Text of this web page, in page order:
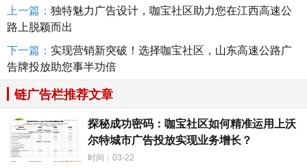
在当今信息爆炸的时代，如何引起消费者的关注，成为
了企业营销的重要课题。咖宝社区广告牌正是凭借其独特的
设计和地理位置，成功地抢占了消费者的眼球。通过这个广
上一篇： 独特魅力广告设计，咖宝社区助力您在江西高速公
路上脱颖而出
下一篇： 实现营销新突破！选择咖宝社区，山东高速公路广
告牌投放助您事半功倍
链广告栏推荐文章
探秘成功密码：咖宝社区如何精准运用上沃
尔特城市广告投放实现业务增长？
时间：03-22